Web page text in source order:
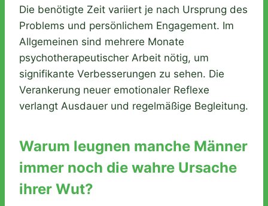
Die benötigte Zeit variiert je nach Ursprung des
Problems und persönlichem Engagement. Im
Allgemeinen sind mehrere Monate
psychotherapeutischer Arbeit nötig, um
signifikante Verbesserungen zu sehen. Die
Verankerung neuer emotionaler Reflexe
verlangt Ausdauer und regelmäßige Begleitung.
Warum leugnen manche Männer
immer noch die wahre Ursache
ihrer Wut?